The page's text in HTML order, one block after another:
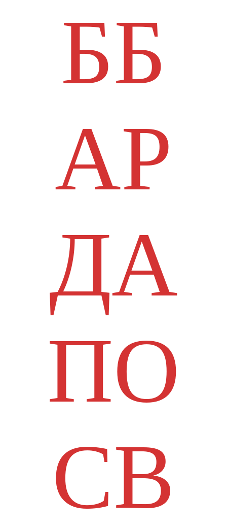
ББ
АР
ДА
ПО
СВ